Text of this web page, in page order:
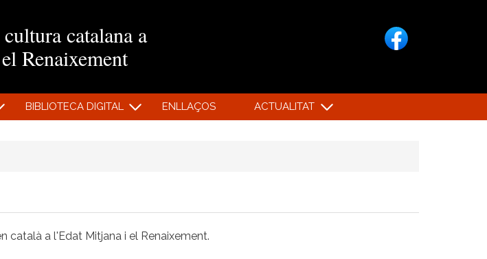
catalana a
Renaixement
BIBLIOTECA DIGITAL ENLLAÇOS ACTUALITAT
català a l'Edat Mitjana i el Renaixement.